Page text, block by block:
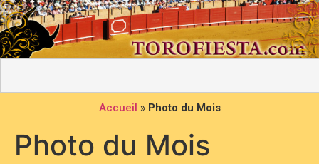
Accueil » Photo du Mois
Photo du Mois